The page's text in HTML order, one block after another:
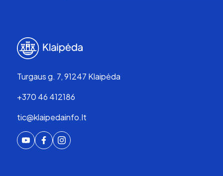
Turgaus g. 7, 91247 Klaipėda
+370 46 412186
tic@klaipedainfo.lt